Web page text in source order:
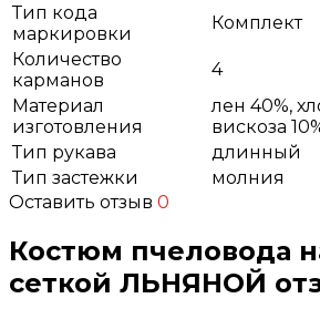
Тип кода
маркировки
Комплект
Количество
карманов
4
Материал
изготовления
лен 40%,
вискоза
Тип рукава
длинный
Тип застежки
молния
Оставить отзыв 0
Костюм пчеловода
сеткой ЛЬНЯНОЙ